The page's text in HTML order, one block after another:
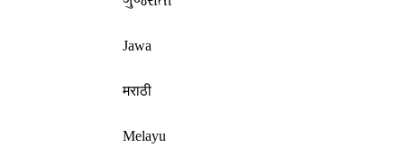
Jawa
मराठी
Melayu